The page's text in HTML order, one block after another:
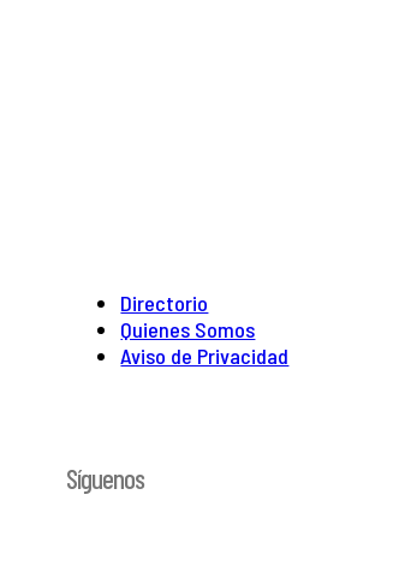
Directorio
Quienes Somos
Aviso de Privacidad
Síguenos